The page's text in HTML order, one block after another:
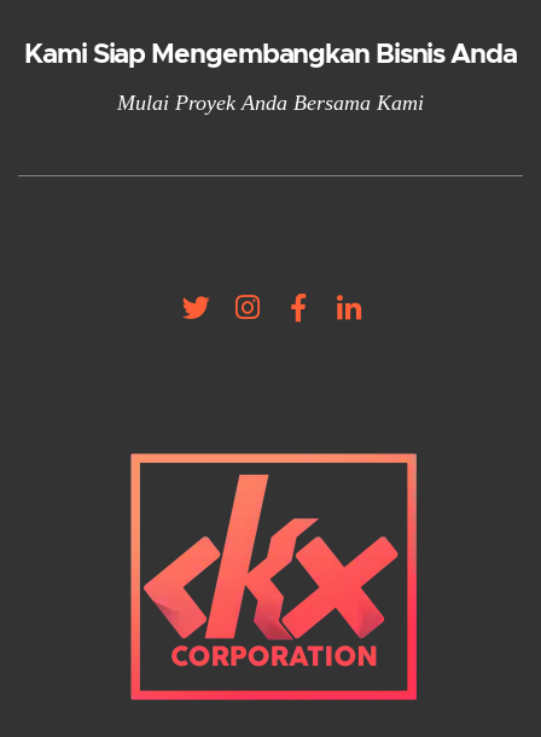
Kami Siap Mengembangkan Bisnis Anda
Mulai Proyek Anda Bersama Kami